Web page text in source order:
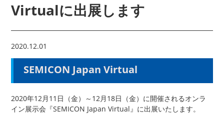
Virtualに出展します
2020.12.01
SEMICON Japan Virtual
2020年12月11日（金）～12月18日（金）に開催されるオンラ
イン展示会『SEMICON Japan Virtual』に出展いたします。